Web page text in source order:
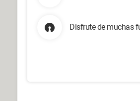
Disfrute de muchas